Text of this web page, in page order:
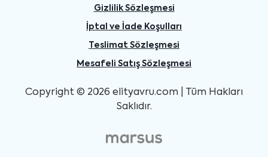
Gizlilik Sözleşmesi
İptal ve İade Koşulları
Teslimat Sözleşmesi
Mesafeli Satış Sözleşmesi
Copyright © 2026 elityavru.com | Tüm Hakları
Saklıdır.